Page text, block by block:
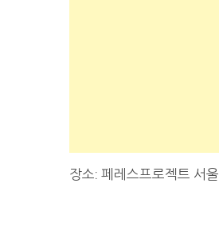
장소: 페레스프로젝트 서울